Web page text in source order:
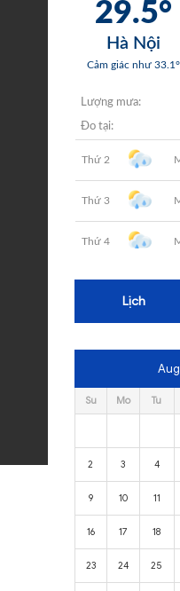
Lịch
Su Mo Tu
2 3 4
9 10 11
16 17 18
23 24 25